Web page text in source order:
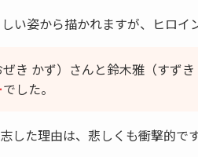
い姿から描かれますが、ヒロイ
き かず）さんと鈴木雅（すず
でした。
した理由は、悲しくも衝撃的です